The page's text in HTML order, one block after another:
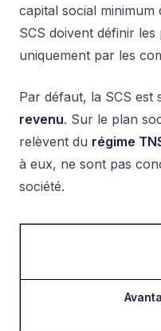
capital social minimum
SCS doivent définir
uniquement par les
Par défaut, la SCS est
revenu. Sur le plan
relèvent du régime
à eux, ne sont pas
société.